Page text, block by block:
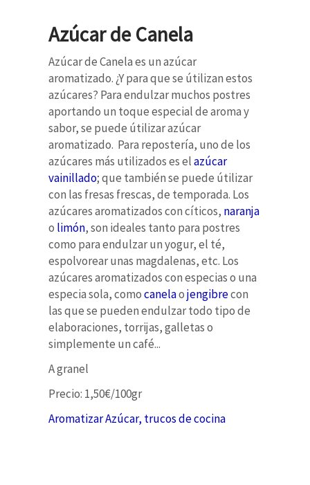
Azúcar de Canela
Azúcar de Canela es un azúcar
aromatizado. ¿Y para que se útilizan estos
azúcares? Para endulzar muchos postres
aportando un toque especial de aroma y
sabor, se puede útilizar azúcar
aromatizado. Para repostería, uno de los
azúcares más utilizados es elazúcar
vainillado; que también se puede útilizar
con las fresas frescas, de temporada. Los
azúcares aromatizados con cíticos, naranja
o limón, son ideales tanto para postres
como para endulzar un yogur, el té,
espolvorear unas magdalenas, etc. Los
azúcares aromatizados con especias o una
especia sola, comocanelaojengibrecon
las que se pueden endulzar todo tipo de
elaboraciones, torrijas, galletas o
simplemente un café...
A granel
Precio: 1,50€/100gr
Aromatizar Azúcar, trucos de cocina